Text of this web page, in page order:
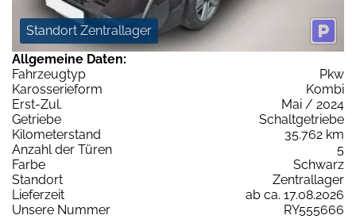
Standort Zentrallager
Allgemeine Daten:
Fahrzeugtyp
Pkw
Karosserieform
Kombi
Erst-Zul.
Mai / 2024
Getriebe
Schaltgetriebe
Kilometerstand
35.762 km
Anzahl der Türen
5
Farbe
Schwarz
Standort
Zentrallager
Lieferzeit
ab ca. 17.08.2026
Unsere Nummer
RY555666